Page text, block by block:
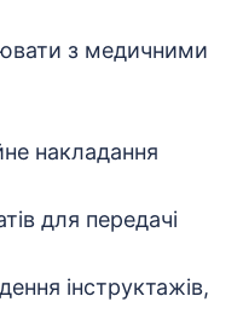
з медичними
накладання
для передачі
інструктажів,